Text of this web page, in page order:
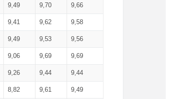
9,49 9,70 9,66
9,41 9,62 9,58
9,49 9,53 9,56
9,06 9,69 9,69
9,26 9,44 9,44
8,82 9,61 9,49